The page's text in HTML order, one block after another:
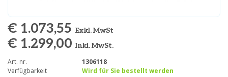
€ 1.073,55 Exkl. MwSt
€ 1.299,00 Inkl. MwSt.
Art. nr.
1306118
Verfügbarkeit
Wird für Sie bestellt werden